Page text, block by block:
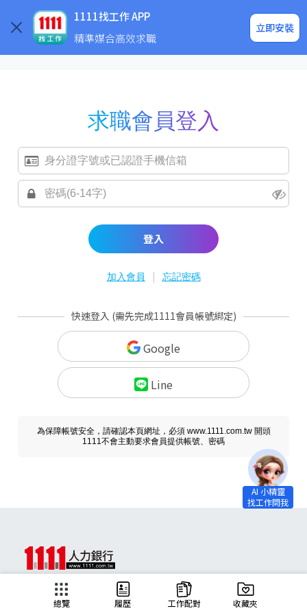
1111找工作 APP
精準媒合高效求職
立即安裝
企業求才
求職會員登入
登入
加入會員 | 忘記密碼
快速登入 (需先完成1111會員帳號綁定)
Google
Line
為保障帳號安全，請確認本頁網址，必須 www.1111.com.tw 開頭
1111不會主動要求會員提供帳號、密碼
總覽 履歷 工作配對 收藏夾